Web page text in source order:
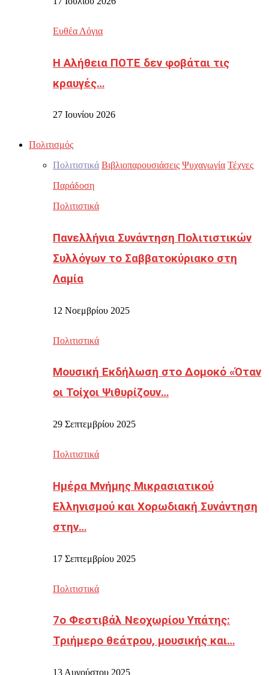
Ευθέα Λόγια
Η Αλήθεια ΠΟΤΕ δεν φοβάται τις
κραυγές…
27 Ιουνίου 2026
Πολιτισμός
Πολιτιστικά Βιβλιοπαρουσιάσεις Ψυχαγωγία Τέχνες
Παράδοση
Πολιτιστικά
Πανελλήνια Συνάντηση Πολιτιστικών
Συλλόγων το Σαββατοκύριακο στη
Λαμία
12 Νοεμβρίου 2025
Πολιτιστικά
Μουσική Εκδήλωση στο Δομοκό «Όταν
οι Τοίχοι Ψιθυρίζουν…
29 Σεπτεμβρίου 2025
Πολιτιστικά
Ημέρα Μνήμης Μικρασιατικού
Ελληνισμού και Χορωδιακή Συνάντηση
στην…
17 Σεπτεμβρίου 2025
Πολιτιστικά
7ο Φεστιβάλ Νεοχωρίου Υπάτης:
Τριήμερο θεάτρου, μουσικής και…
13 Αυγούστου 2025